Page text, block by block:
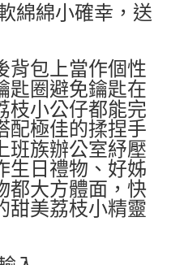
綿綿小確幸，送
背包上當作個性
匙圈避免鑰匙在
枝小公仔都能完
配極佳的揉捏手
班族辦公室紓壓
生日禮物、好姊
都大方體面，快
甜美荔枝小精靈